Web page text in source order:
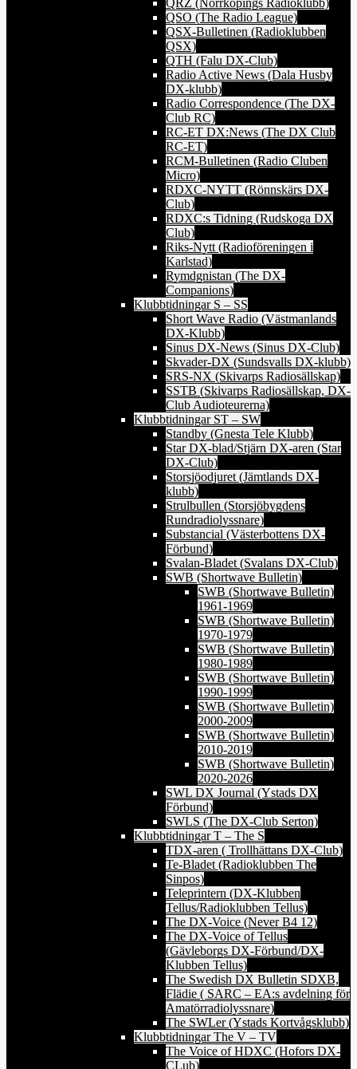
QSO (The Radio League)
QSX-Bulletinen (Radioklubben
QSX)
QTH (Falu DX-Club)
Radio Active News (Dala Husby
DX-klubb)
Radio Correspondence (The DX-
Club RC)
RC-ET DX:News (The DX Club
RC-ET)
RCM-Bulletinen (Radio Cluben
Micro)
RDXC-NYTT (Rönnskärs DX-
Club)
RDXC:s Tidning (Rudskoga DX
Club)
Riks-Nytt (Radioföreningen i
Karlstad)
Rymdgnistan (The DX-
Companions)
Klubbtidningar S – SS
Short Wave Radio (Västmanlands
DX-Klubb)
Sinus DX-News (Sinus DX-Club)
Skvader-DX (Sundsvalls DX-klubb)
SRS-NX (Skivarps Radiosällskap)
SSTB (Skivarps Radiosällskap, DX-
Club Audioteurerna)
Klubbtidningar ST – SW
Standby (Gnesta Tele Klubb)
Star DX-blad/Stjärn DX-aren (Star
DX-Club)
Storsjöodjuret (Jämtlands DX-
klubb)
Strulbullen (Storsjöbygdens
Rundradiolyssnare)
Substancial (Västerbottens DX-
Förbund)
Svalan-Bladet (Svalans DX-Club)
SWB (Shortwave Bulletin)
SWB (Shortwave Bulletin)
1961-1969
SWB (Shortwave Bulletin)
1970-1979
SWB (Shortwave Bulletin)
1980-1989
SWB (Shortwave Bulletin)
1990-1999
SWB (Shortwave Bulletin)
2000-2009
SWB (Shortwave Bulletin)
2010-2019
SWB (Shortwave Bulletin)
2020-2026
SWL DX Journal (Ystads DX
Förbund)
SWLS (The DX-Club Serton)
Klubbtidningar T – The S
TDX-aren ( Trollhättans DX-Club)
Te-Bladet (Radioklubben The
Sinpos)
Teleprintern (DX-Klubben
Tellus/Radioklubben Tellus)
The DX-Voice (Never B4 12)
The DX-Voice of Tellus
(Gävleborgs DX-Förbund/DX-
Klubben Tellus)
The Swedish DX Bulletin SDXB,
Flädie ( SARC – EA:s avdelning för
Amatörradiolyssnare)
The SWLer (Ystads Kortvågsklubb)
Klubbtidningar The V – TV
The Voice of HDXC (Hofors DX-
CLub)